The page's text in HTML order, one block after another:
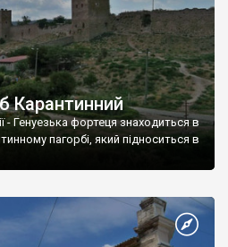
Карантинний
- Генуезька фортеця знаходиться в
пагорбі, який підноситься в